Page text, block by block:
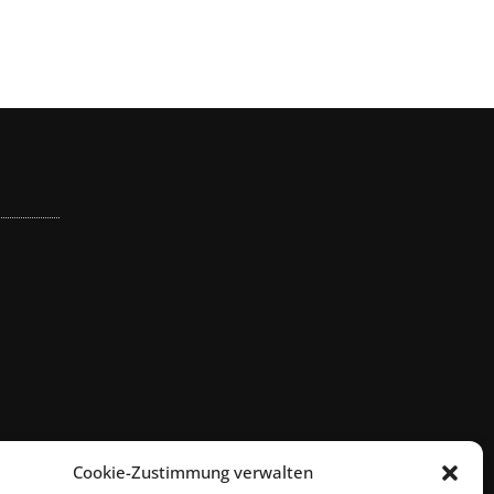
Cookie-Zustimmung verwalten